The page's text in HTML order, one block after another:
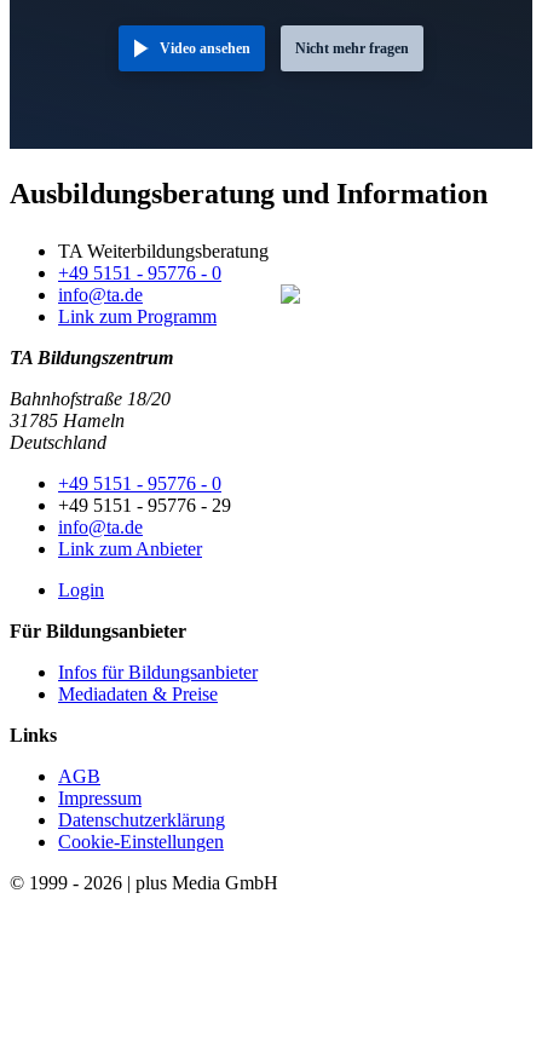
Video ansehen Nicht mehr fragen
Ausbildungsberatung und Information
TA Weiterbildungsberatung
+49 5151 - 95776 - 0
info@ta.de
Link zum Programm
TA Bildungszentrum
Bahnhofstraße 18/20
31785 Hameln
Deutschland
+49 5151 - 95776 - 0
+49 5151 - 95776 - 29
info@ta.de
Link zum Anbieter
Login
Für Bildungsanbieter
Infos für Bildungsanbieter
Mediadaten & Preise
Links
AGB
Impressum
Datenschutzerklärung
Cookie-Einstellungen
© 1999 - 2026 | plus Media GmbH